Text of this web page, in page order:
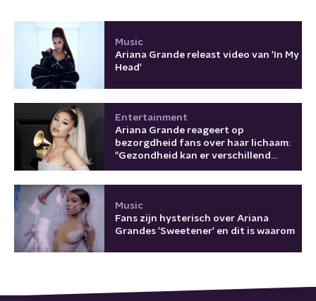
Music
Ariana Grande releast video van 'In My
Head'
Entertainment
Ariana Grande reageert op
bezorgdheid fans over haar lichaam:
"Gezondheid kan er verschillend
uitzien"
Music
Fans zijn hysterisch over Ariana
Grandes 'Sweetener' en dit is waarom